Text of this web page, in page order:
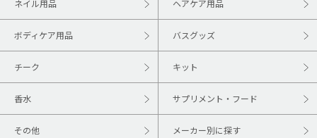
ネイル用品 ヘアケア用品
ボディケア用品 バスグッズ
チーク キット
香水 サプリメント・フード
その他 メーカー別に探す